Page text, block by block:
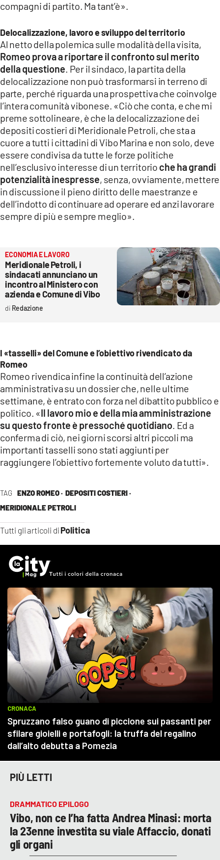
TAG ENZO ROMEO · DEPOSITI COSTIERI ·
MERIDIONALE PETROLI
Tutti gli articoli di Politica
compagni di partito. Ma tant’è».
Delocalizzazione, lavoro e sviluppo del territorio
Al netto della polemica sulle modalità della visita,
Romeo prova a riportare il confronto sul merito
della questione . Per il sindaco, la partita della
delocalizzazione non può trasformarsi in terreno di
parte, perché riguarda una prospettiva che coinvolge
l’intera comunità vibonese. «Ciò che conta, e che mi
preme sottolineare, è che la delocalizzazione dei
depositi costieri di Meridionale Petroli, che sta a
cuore a tutti i cittadini di Vibo Marina e non solo, deve
essere condivisa da tutte le forze politiche
nell’esclusivo interesse di un territorio che ha grandi
potenzialità inespresse, senza, ovviamente, mettere
in discussione il pieno diritto delle maestranze e
dell’indotto di continuare ad operare ed anzi lavorare
sempre di più e sempre meglio».
ECONOMIA E LAVORO
Meridionale Petroli, i
sindacati annunciano un
incontro al Ministero con
azienda e Comune di Vibo
Redazione
I «tasselli» del Comune e l’obiettivo rivendicato da
Romeo
Romeo rivendica infine la continuità dell’azione
amministrativa su un dossier che, nelle ultime
settimane, è entrato con forza nel dibattito pubblico e
politico. «Il lavoro mio e della mia amministrazione
su questo fronte è pressoché quotidiano . Ed a
conferma di ciò, nei giorni scorsi altri piccoli ma
importanti tasselli sono stati aggiunti per
raggiungere l’obiettivo fortemente voluto da tutti».
PIÙ LETTI
DRAMMATICO EPILOGO
Vibo, non ce l’ha fatta Andrea Minasi: morta
la 23enne investita su viale Affaccio, donati
gli organi